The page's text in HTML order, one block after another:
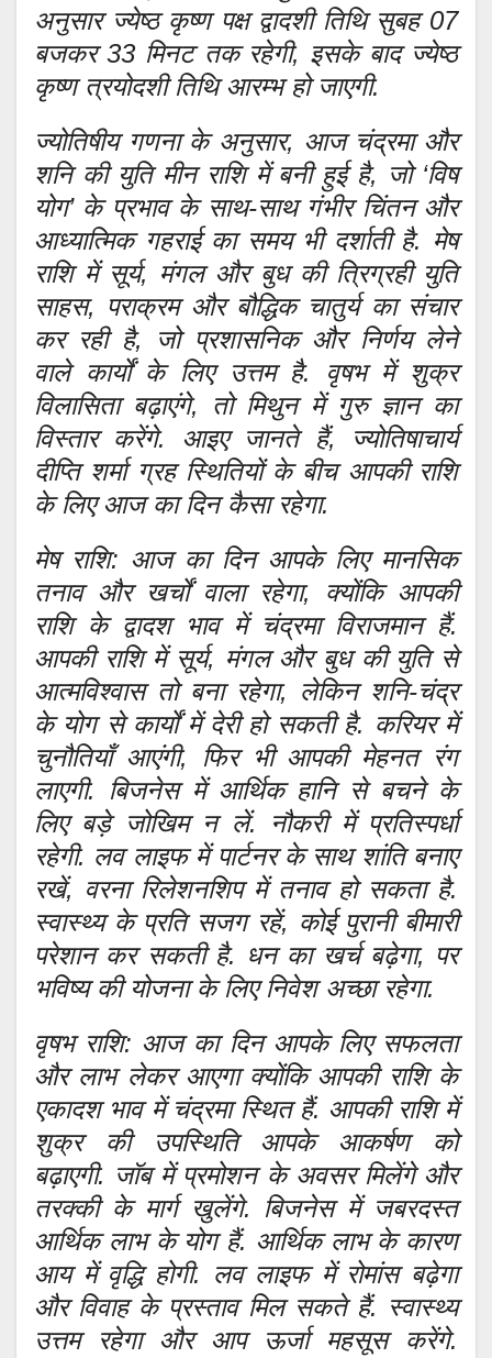
अनुसार ज्येष्ठ कृष्ण पक्ष द्वादशी तिथि सुबह 07
बजकर 33 मिनट तक रहेगी, इसके बाद ज्येष्ठ
कृष्ण त्रयोदशी तिथि आरम्भ हो जाएगी.
ज्योतिषीय गणना के अनुसार, आज चंद्रमा और
शनि की युति मीन राशि में बनी हुई है, जो ‘विष
योग’ के प्रभाव के साथ-साथ गंभीर चिंतन और
आध्यात्मिक गहराई का समय भी दर्शाती है. मेष
राशि में सूर्य, मंगल और बुध की त्रिग्रही युति
साहस, पराक्रम और बौद्धिक चातुर्य का संचार
कर रही है, जो प्रशासनिक और निर्णय लेने
वाले कार्यों के लिए उत्तम है. वृषभ में शुक्र
विलासिता बढ़ाएंगे, तो मिथुन में गुरु ज्ञान का
विस्तार करेंगे. आइए जानते हैं, ज्योतिषाचार्य
दीप्ति शर्मा ग्रह स्थितियों के बीच आपकी राशि
के लिए आज का दिन कैसा रहेगा.
मेष राशि: आज का दिन आपके लिए मानसिक
तनाव और खर्चों वाला रहेगा, क्योंकि आपकी
राशि के द्वादश भाव में चंद्रमा विराजमान हैं.
आपकी राशि में सूर्य, मंगल और बुध की युति से
आत्मविश्वास तो बना रहेगा, लेकिन शनि-चंद्र
के योग से कार्यों में देरी हो सकती है. करियर में
चुनौतियाँ आएंगी, फिर भी आपकी मेहनत रंग
लाएगी. बिजनेस में आर्थिक हानि से बचने के
लिए बड़े जोखिम न लें. नौकरी में प्रतिस्पर्धा
रहेगी. लव लाइफ में पार्टनर के साथ शांति बनाए
रखें, वरना रिलेशनशिप में तनाव हो सकता है.
स्वास्थ्य के प्रति सजग रहें, कोई पुरानी बीमारी
परेशान कर सकती है. धन का खर्च बढ़ेगा, पर
भविष्य की योजना के लिए निवेश अच्छा रहेगा.
वृषभ राशि: आज का दिन आपके लिए सफलता
और लाभ लेकर आएगा क्योंकि आपकी राशि के
एकादश भाव में चंद्रमा स्थित हैं. आपकी राशि में
शुक्र की उपस्थिति आपके आकर्षण को
बढ़ाएगी. जॉब में प्रमोशन के अवसर मिलेंगे और
तरक्की के मार्ग खुलेंगे. बिजनेस में जबरदस्त
आर्थिक लाभ के योग हैं. आर्थिक लाभ के कारण
आय में वृद्धि होगी. लव लाइफ में रोमांस बढ़ेगा
और विवाह के प्रस्ताव मिल सकते हैं. स्वास्थ्य
उत्तम रहेगा और आप ऊर्जा महसूस करेंगे.